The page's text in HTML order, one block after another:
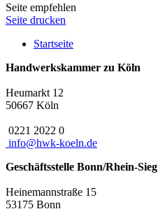
Seite empfehlen
Seite drucken
Startseite
Handwerkskammer zu Köln
Heumarkt 12
50667 Köln
0221 2022 0
info@hwk-koeln.de
Geschäftsstelle Bonn/Rhein-Sieg
Heinemannstraße 15
53175 Bonn